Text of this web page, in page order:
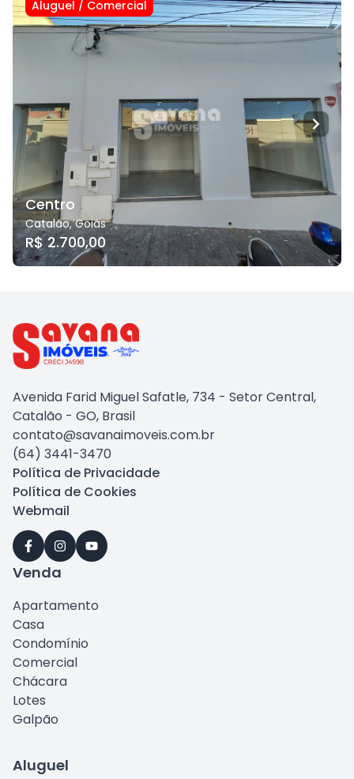
Aluguel / Comercial
Centro
Catalão,Goiás
R$ 2.700,00
Avenida Farid Miguel Safatle, 734 - Setor Central,
Catalão - GO, Brasil
contato@savanaimoveis.com.br
(64) 3441-3470
Política de Privacidade
Política de Cookies
Webmail
Venda
Apartamento
Casa
Condomínio
Comercial
Chácara
Lotes
Galpão
Aluguel